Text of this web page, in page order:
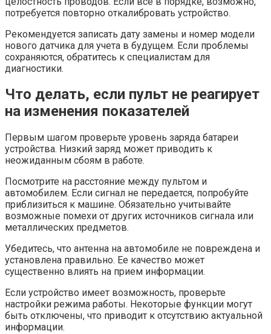
потребуется повторно откалибровать устройство.
Рекомендуется записать дату замены и номер модели
нового датчика для учета в будущем. Если проблемы
сохраняются, обратитесь к специалистам для
диагностики.
Что делать, если пульт не реагирует
на изменения показателей
Первым шагом проверьте уровень заряда батареи
устройства. Низкий заряд может приводить к
неожиданным сбоям в работе.
Посмотрите на расстояние между пультом и
автомобилем. Если сигнал не передается, попробуйте
приблизиться к машине. Обязательно учитывайте
возможные помехи от других источников сигнала или
металлических предметов.
Убедитесь, что антенна на автомобиле не повреждена и
установлена правильно. Ее качество может
существенно влиять на прием информации.
Если устройство имеет возможность, проверьте
настройки режима работы. Некоторые функции могут
быть отключены, что приводит к отсутствию актуальной
информации.